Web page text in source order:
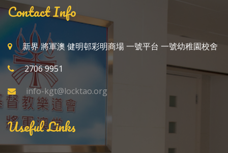
Contact Info
新界 將軍澳 健明邨彩明商場 一號平台 一號幼稚園校舍
2706 9951
info-kgt@locktao.org
Useful Links